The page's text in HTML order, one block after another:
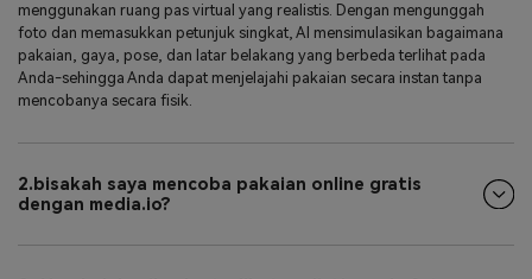
menggunakan ruang pas virtual yang realistis. Dengan mengunggah
foto dan memasukkan petunjuk singkat, AI mensimulasikan bagaimana
pakaian, gaya, pose, dan latar belakang yang berbeda terlihat pada
Anda-sehingga Anda dapat menjelajahi pakaian secara instan tanpa
mencobanya secara fisik.
2.bisakah saya mencoba pakaian online gratis
dengan media.io?